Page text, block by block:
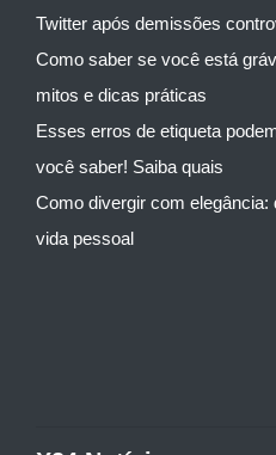
Twitter após demissões
Como saber se você está
mitos e dicas práticas
Esses erros de etiqueta
você saber! Saiba quais
Como divergir com elegância:
vida pessoal